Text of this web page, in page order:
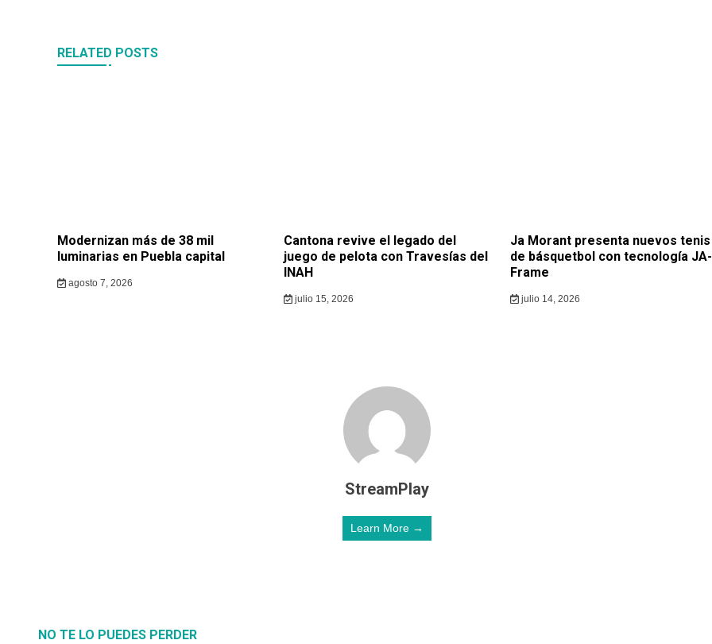
RELATED POSTS
Modernizan más de 38 mil
luminarias en Puebla capital
agosto 7, 2026
Cantona revive el legado del
juego de pelota con Travesías del
INAH
julio 15, 2026
Ja Morant presenta nuevos tenis
de básquetbol con tecnología JA-
Frame
julio 14, 2026
StreamPlay
Learn More →
NO TE LO PUEDES PERDER